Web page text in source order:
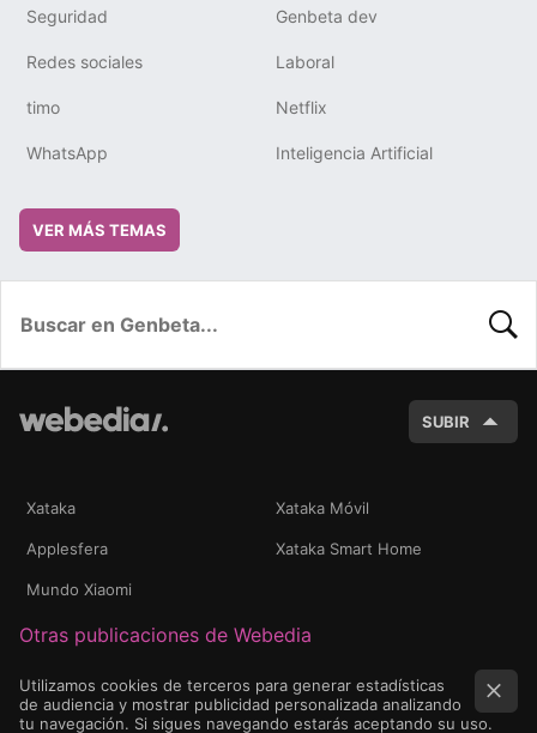
Seguridad Genbeta dev
Redes sociales Laboral
timo Netflix
WhatsApp Inteligencia Artificial
VER MÁS TEMAS
SUBIR
Xataka Xataka Móvil
Applesfera Xataka Smart Home
Mundo Xiaomi
Otras publicaciones de Webedia
Utilizamos cookies de terceros para generar estadísticas
de audiencia y mostrar publicidad personalizada analizando
tu navegación. Si sigues navegando estarás aceptando su uso.